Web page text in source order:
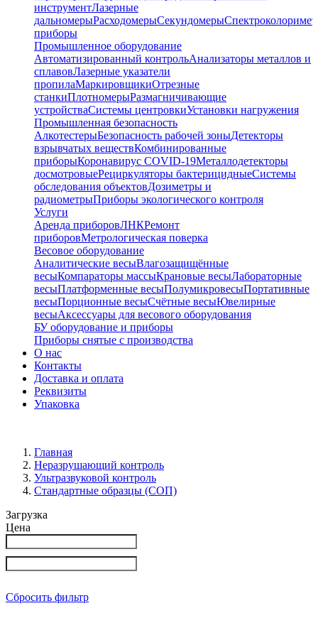
инструментЛазерные
дальномерыРасходомерыСекундомеры
приборы
Промышленное оборудование
Автоматизированный контрольАнализаторы металлов и
сплавовЛазерные указатели
пропилаМаркировщикиОтрезные
станкиПлотномерыРазмагничивающие
устройстваСистемы центровкиУстановки нагружения
Промышленная безопасность
АлкотестерыБезопасность рабочей зоныДетекторы
взрывчатых веществКомбинированные
приборыКоронавирус COVID-19Металлодетекторы
досмотровыеРециркуляторы бактерицидныеСистемы
обследования объектовДозиметры и
радиометрыПриборы экологического контроля
Услуги
Аренда приборовЛНКРемонт
приборовМетрологическая поверка
Весовое оборудование
Аналитические весыВлагозащищённые
весыКомпараторы массыКрановые весыЛабораторные
весыПлатформенные весыПолумикровесыПортативные
весыПорционные весыСчётные весыЮвелирные
весыАксессуары для весового оборудования
БУ оборудование и приборы
Приборы снятые с производства
О нас
Контакты
Доставка и оплата
Реквизиты
Упаковка
Главная
Неразрушающий контроль
Ультразвуковой контроль
Стандартные образцы (СОП)
Загрузка
Цена
Сбросить фильтр